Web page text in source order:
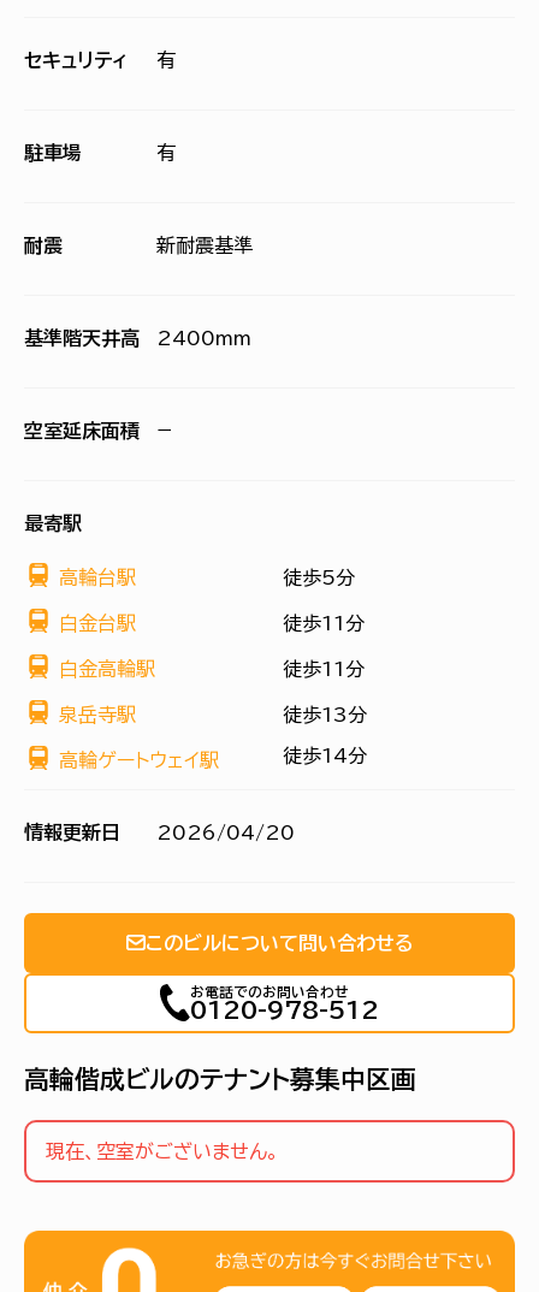
セキュリティ 有
駐車場 有
耐震 新耐震基準
基準階天井高 2400mm
空室延床面積 −
最寄駅
高輪台駅 徒歩5分
白金台駅 徒歩11分
白金高輪駅 徒歩11分
泉岳寺駅 徒歩13分
高輪ゲートウェイ駅 徒歩14分
情報更新日 2026/04/20
このビルについて問い合わせる
お電話でのお問い合わせ
0120-978-512
高輪偕成ビルのテナント募集中区画
現在、空室がございません。